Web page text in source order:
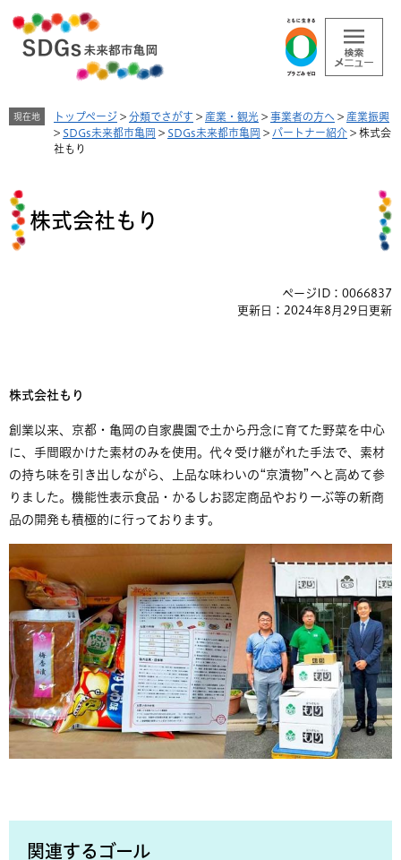
文
へ
現在地 トップページ > 分類でさがす > 産業・観光 > 事業者の方へ > 産業振興
> SDGs未来都市亀岡 > SDGs未来都市亀岡 > パートナー紹介 > 株式会
社​​もり
本
文
株式会社​​もり
ページID：0066837
更新日：2024年8月29日更新
株式会社もり​
創業以来、京都・亀岡の自家農園で土から丹念に育てた野菜を中心
に、手間暇かけた素材のみを使用。代々受け継がれた手法で、素材
の持ち味を引き出しながら、上品な味わいの“京漬物”へと高めて参
りました。機能性表示食品・かるしお認定商品やおりーぶ等の新商
品の開発も積極的に行っております。
関連するゴール